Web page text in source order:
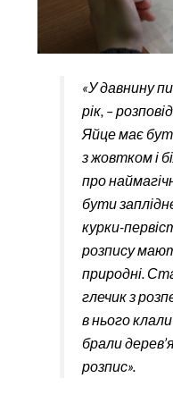
«У давнину
рік, –
Яйце має
з жовтком і
про
бути
курки-
розпису
природні.
глечик з
в нього
брали
розпис».